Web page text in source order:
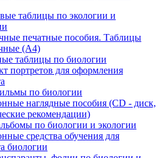
таблицы по экологии и
печатные пособия. Таблицы
(А4)
таблицы по биологии
портретов для оформления
по биологии
наглядные пособия (CD - диск,
рекомендации)
по биологии и экологии
средства обучения для
биологии